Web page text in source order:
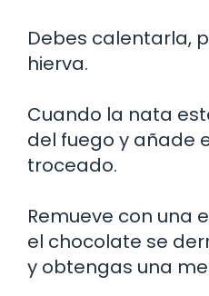
Debes calentarla,
hierva.
Cuando la nata
del fuego y añade
troceado.
Remueve con una
el chocolate se
y obtengas una